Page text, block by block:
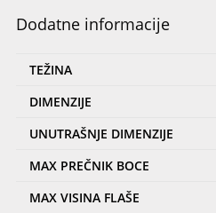
Dodatne informacije
TEŽINA
DIMENZIJE
UNUTRAŠNJE DIMENZIJE
MAX PREČNIK BOCE
MAX VISINA FLAŠE